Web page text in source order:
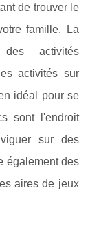
de trouver le
famille. La
activités
activités sur
idéal pour se
sont l'endroit
sur des
également des
aires de jeux